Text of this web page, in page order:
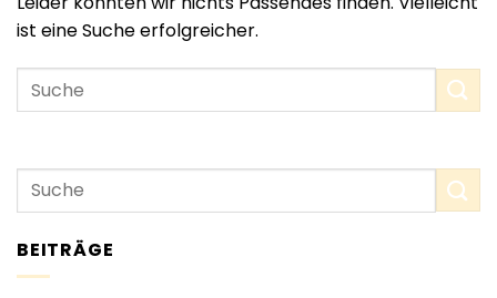
ist eine Suche erfolgreicher.
BEITRÄGE